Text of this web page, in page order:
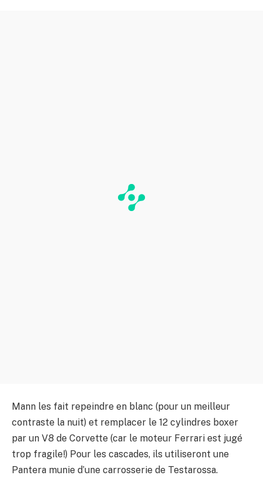
Mann les fait repeindre en blanc (pour un meilleur
contraste la nuit) et remplacer le 12 cylindres boxer
par un V8 de Corvette (car le moteur Ferrari est jugé
trop fragile!) Pour les cascades, ils utiliseront une
Pantera munie d’une carrosserie de Testarossa.